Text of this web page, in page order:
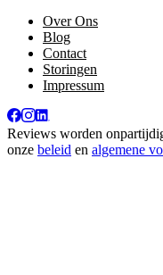
Over Ons
Blog
Contact
Storingen
Impressum
Reviews worden
onze beleid en algemene